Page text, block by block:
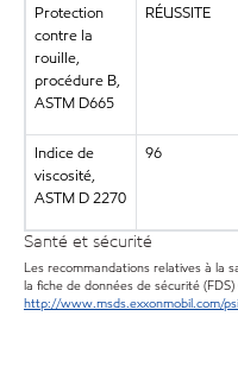
Protection
contre la
rouille,
procédure B,
ASTM D665
RÉUSSITE
Indice de
viscosité,
ASTM D 2270
96
Santé et sécurité
Les recommandations relatives à la
la fiche de données de sécurité (FDS)
http://www.msds.exxonmobil.com/